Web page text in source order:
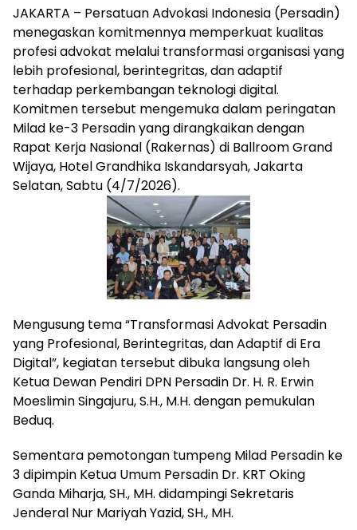
JAKARTA – Persatuan Advokasi Indonesia (Persadin)
menegaskan komitmennya memperkuat kualitas
profesi advokat melalui transformasi organisasi yang
lebih profesional, berintegritas, dan adaptif
terhadap perkembangan teknologi digital.
Komitmen tersebut mengemuka dalam peringatan
Milad ke-3 Persadin yang dirangkaikan dengan
Rapat Kerja Nasional (Rakernas) di Ballroom Grand
Wijaya, Hotel Grandhika Iskandarsyah, Jakarta
Selatan, Sabtu (4/7/2026).
Mengusung tema “Transformasi Advokat Persadin
yang Profesional, Berintegritas, dan Adaptif di Era
Digital”, kegiatan tersebut dibuka langsung oleh
Ketua Dewan Pendiri DPN Persadin Dr. H. R. Erwin
Moeslimin Singajuru, S.H., M.H. dengan pemukulan
Beduq.
Sementara pemotongan tumpeng Milad Persadin ke
3 dipimpin Ketua Umum Persadin Dr. KRT Oking
Ganda Miharja, SH., MH. didampingi Sekretaris
Jenderal Nur Mariyah Yazid, SH., MH.